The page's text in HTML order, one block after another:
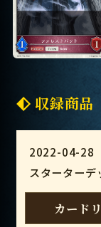
収録商品
2022-04-28
スターターデ
カード